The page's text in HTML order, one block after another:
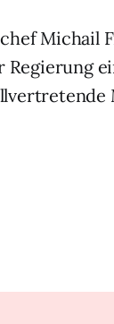
Michail